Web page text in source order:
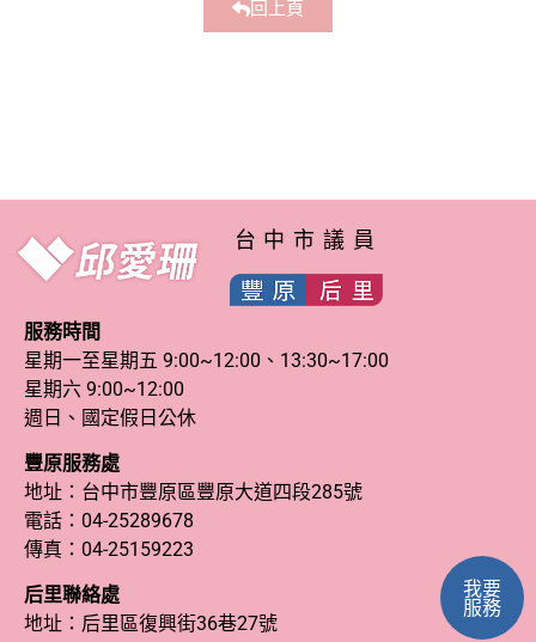
回上頁
台中市議員
服務時間
星期一至星期五 9:00~12:00、13:30~17:00
星期六 9:00~12:00
週日、國定假日公休
豐原服務處
地址：台中市豐原區豐原大道四段285號
電話： 04-25289678
傳真：04-25159223
后里聯絡處
地址：后里區復興街36巷27號
我要
服務